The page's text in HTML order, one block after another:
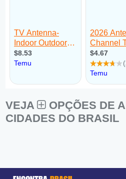
VEJA
OPÇÕES DE
CIDADES DO BRASIL